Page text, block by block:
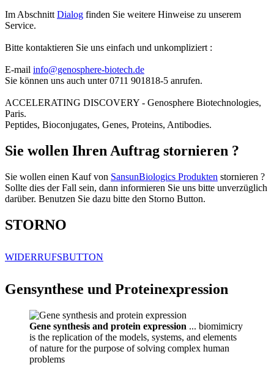
Im Abschnitt Dialog finden Sie weitere Hinweise zu unserem
Service.
Bitte kontaktieren Sie uns einfach und unkompliziert :
E-mail info@genosphere-biotech.de
Sie können uns auch unter 0711 901818-5 anrufen.
ACCELERATING DISCOVERY - Genosphere Biotechnologies,
Paris.
Peptides, Bioconjugates, Genes, Proteins, Antibodies.
Sie wollen Ihren Auftrag stornieren ?
Sie wollen einen Kauf von SansunBiologics Produkten stornieren ?
Sollte dies der Fall sein, dann informieren Sie uns bitte unverzüglich
darüber. Benutzen Sie dazu bitte den Storno Button.
STORNO
WIDERRUFSBUTTON
Gensynthese und Proteinexpression
Gene synthesis and protein expression ... biomimicry
is the replication of the models, systems, and elements
of nature for the purpose of solving complex human
problems